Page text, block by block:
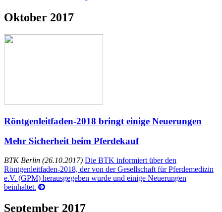
Oktober 2017
Röntgenleitfaden-2018 bringt einige Neuerungen
Mehr Sicherheit beim Pferdekauf
BTK Berlin (26.10.2017) Die BTK informiert über den
Röntgenleitfaden-2018, der von der Gesellschaft für Pferdemedizin
e.V. (GPM) herausgegeben wurde und einige Neuerungen
beinhaltet.
September 2017